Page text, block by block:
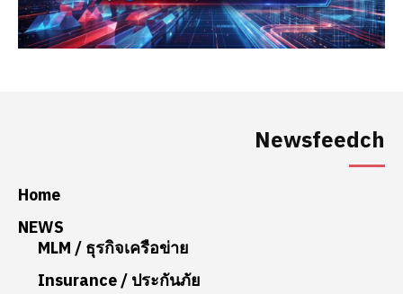
Newsfeedch
Home
NEWS
MLM / ธุรกิจเครือข่าย
Insurance / ประกันภัย